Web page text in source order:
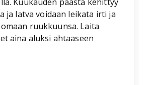
ja latva voidaan leikata irti ja
ruukkuunsa. Laita
aina aluksi ahtaaseen